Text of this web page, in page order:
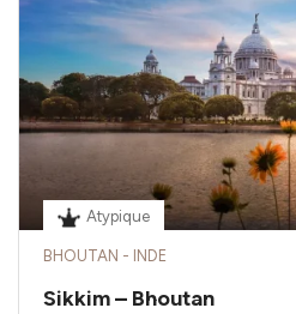
Atypique
BHOUTAN - INDE
Sikkim – Bhoutan